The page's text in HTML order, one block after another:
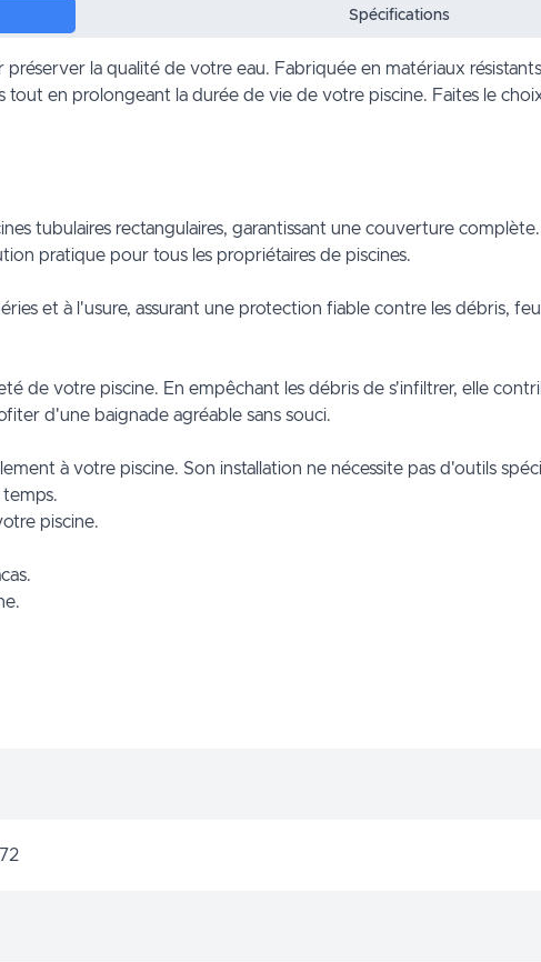
Spécifications
la qualité de votre eau. Fabriquée en matériaux
en prolongeant la durée de vie de votre piscine. Faites le
tubulaires rectangulaires, garantissant une couverture
pratique pour tous les propriétaires de piscines.
et à l'usure, assurant une protection fiable contre les débris,
de votre piscine. En empêchant les débris de s'infiltrer, elle
d'une baignade agréable sans souci.
à votre piscine. Son installation ne nécessite pas d'outils
piscine.